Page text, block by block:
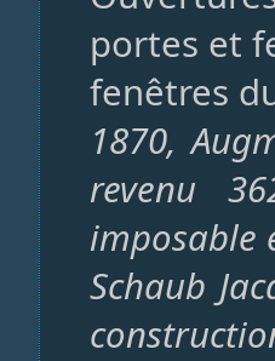
portes et
fenêtres
1870,
revenu
imposable
Schaub